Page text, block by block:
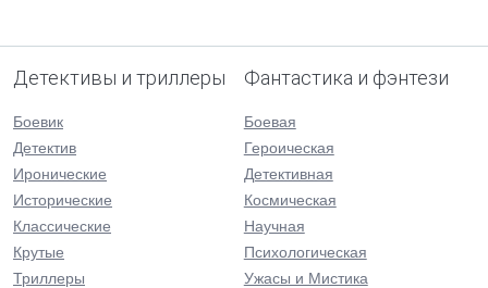
Детективы и триллеры
Боевик
Детектив
Иронические
Исторические
Классические
Крутые
Триллеры
Фантастика и фэнтези
Боевая
Героическая
Детективная
Космическая
Научная
Психологическая
Ужасы и Мистика